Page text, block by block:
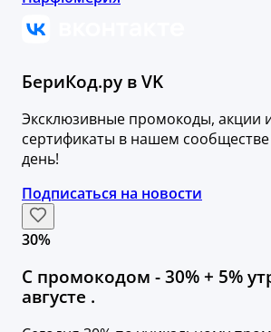
БериКод.ру в VK
Эксклюзивные промокоды, акции
сертификаты в нашем
день!
Подписаться на новости
30%
С промокодом - 30% + 5%
августе .